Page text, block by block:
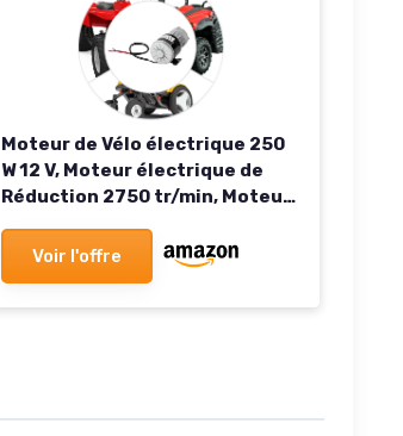
Moteur de Vélo électrique 250
W 12 V, Moteur électrique de
Réduction 2750 tr/min, Moteur
Vitesse, pour Vélos Motorisés,
Cyclomoteurs, Vélos
Voir l'offre